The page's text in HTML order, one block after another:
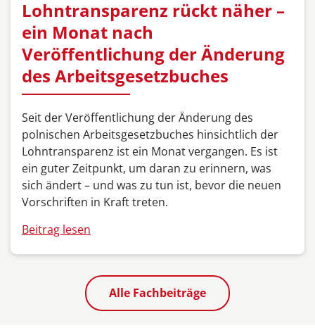
Lohntransparenz rückt näher –
ein Monat nach
Veröffentlichung der Änderung
des Arbeitsgesetzbuches
Seit der Veröffentlichung der Änderung des
polnischen Arbeitsgesetzbuches hinsichtlich der
Lohntransparenz ist ein Monat vergangen. Es ist
ein guter Zeitpunkt, um daran zu erinnern, was
sich ändert – und was zu tun ist, bevor die neuen
Vorschriften in Kraft treten.
Beitrag lesen
Alle Fachbeiträge